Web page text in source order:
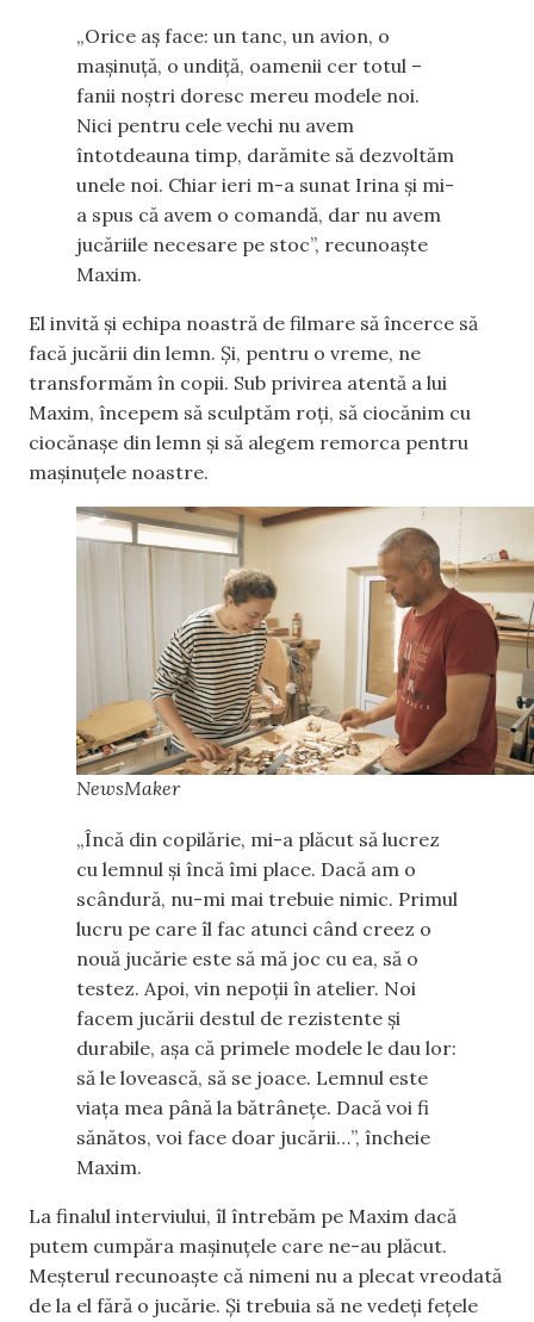
„Orice aș face: un tanc, un avion, o
mașinuță, o undiță, oamenii cer totul –
fanii noștri doresc mereu modele noi.
Nici pentru cele vechi nu avem
întotdeauna timp, darămite să dezvoltăm
unele noi. Chiar ieri m-a sunat Irina și mi-
a spus că avem o comandă, dar nu avem
jucăriile necesare pe stoc”, recunoaște
Maxim.
El invită și echipa noastră de filmare să încerce să
facă jucării din lemn. Și, pentru o vreme, ne
transformăm în copii. Sub privirea atentă a lui
Maxim, începem să sculptăm roți, să ciocănim cu
ciocănașe din lemn și să alegem remorca pentru
mașinuțele noastre.
NewsMaker
„Încă din copilărie, mi-a plăcut să lucrez
cu lemnul și încă îmi place. Dacă am o
scândură, nu-mi mai trebuie nimic. Primul
lucru pe care îl fac atunci când creez o
nouă jucărie este să mă joc cu ea, să o
testez. Apoi, vin nepoții în atelier. Noi
facem jucării destul de rezistente și
durabile, așa că primele modele le dau lor:
să le lovească, să se joace. Lemnul este
viața mea până la bătrânețe. Dacă voi fi
sănătos, voi face doar jucării…”, încheie
Maxim.
La finalul interviului, îl întrebăm pe Maxim dacă
putem cumpăra mașinuțele care ne-au plăcut.
Meșterul recunoaște că nimeni nu a plecat vreodată
de la el fără o jucărie. Și trebuia să ne vedeți fețele